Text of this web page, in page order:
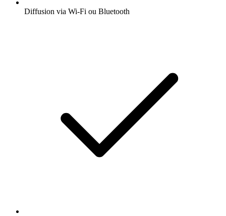
Diffusion via Wi-Fi ou Bluetooth